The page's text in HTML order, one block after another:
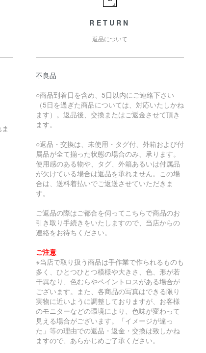
RETURN
返品について
不良品
○商品到着日を含め、5日以内にご連絡下さい
（5日を過ぎた商品については、対応いたしかね
ます）。返品後、交換またはご返金させて頂き
ます。
○返品・交換は、未使用・タグ付、外箱および付
属品が全て揃った状態の場合のみ、承ります。
使用感のある物や、タグ、外箱あるいは付属品
が欠けている場合は返品を承れません。この場
合は、送料着払いでご返送させていただきま
す。
ご返品の際はご都合を伺ってこちらで商品のお
引き取り手続きをいたしますので、当店からの
連絡をお待ちください。
ご注意
※当店で取り扱う商品は手作業で作られるものも
多く、ひとつひとつ模様や大きさ、色、形が若
干異なり、色むらやペイントロスがある場合が
ございます。また、各商品の写真はできる限り
実物に近いように調整しておりますが、お客様
のモニターなどの環境により、色味が変わって
見える場合がございます。「イメージが違っ
た」等の理由での返品・返金・交換は致しかね
ますので、あらかじめご了承ください。